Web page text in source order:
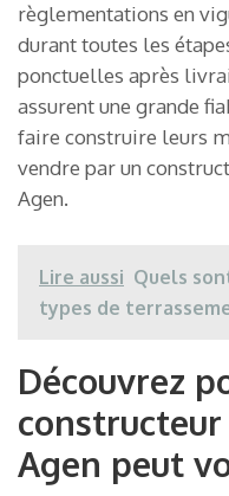
règlementations en
durant toutes les
ponctuelles après
assurent une grande
faire construire leurs
vendre par un
Agen.
Lire aussi Quels
types de
Découvrez
Agen peut